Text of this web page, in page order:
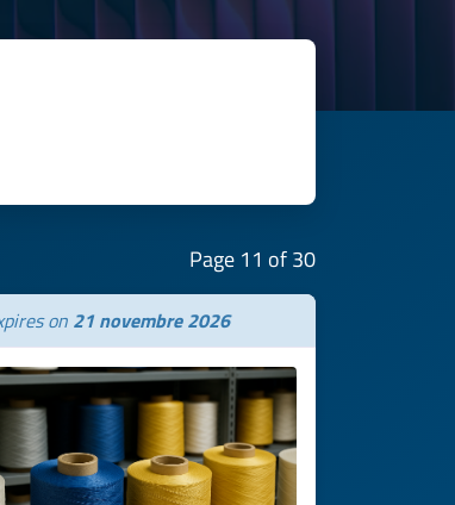
Page 11 of 30
on 21 novembre 2026